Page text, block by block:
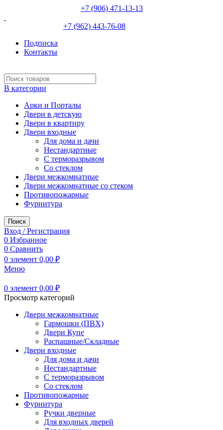
+7 (906) 471-13-13
+7 (962) 443-76-08
Подписка
Контакты
В категории
Арки и Порталы
Двери в детскую
Двери в квартиру
Двери входные
Для дома и дачи
Нестандартные
С терморазрывом
Со стеклом
Двери межкомнатные
Двери межкомнатные со стеком
Противопожарные
Фурнитура
Поиск
Вход / Регистрация
0 Избранное
0 Сравнить
0 элемент 0,00 ₽
Меню
0 элемент 0,00 ₽
Просмотр категорий
Двери межкомнатные
Гармошки (ПВХ)
Двери Купе
Распашные/Складные
Двери входные
Для дома и дачи
Нестандартные
С терморазрывом
Со стеклом
Противопожарные
Фурнитура
Ручки дверные
Для входных дверей